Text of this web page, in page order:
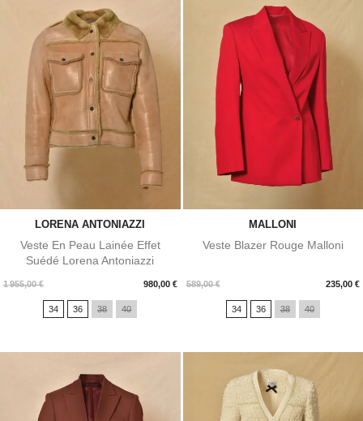
LORENA ANTONIAZZI
Veste En Peau Lainée Effet
Suédé Lorena Antoniazzi
1 955,00 € 980,00 €
Prix
34 36 38 40
MALLONI
Veste Blazer Rouge Malloni
589,00 € 235,00 €
Prix
34 36 38 40